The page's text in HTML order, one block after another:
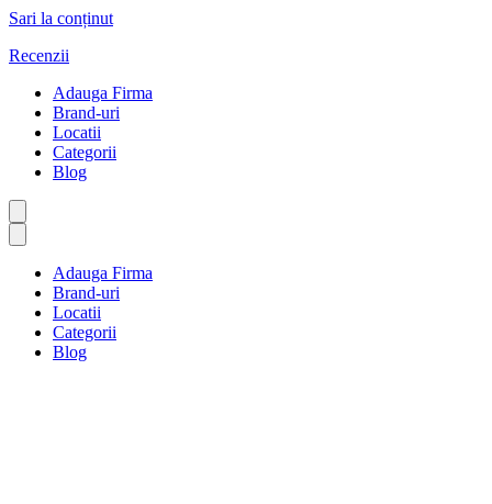
Sari la conținut
Recenzii
Adauga Firma
Brand-uri
Locatii
Categorii
Blog
Adauga Firma
Brand-uri
Locatii
Categorii
Blog